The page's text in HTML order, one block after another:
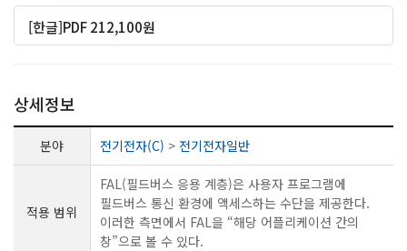
[한글]PDF 212,100원
상세정보
분야 전기전자(C) > 전기전자일반
적용 범위
FAL(필드버스 응용 계층)은 사용자 프로그램에
필드버스 통신 환경에 액세스하는 수단을 제공한다.
이러한 측면에서 FAL을 “해당 어플리케이션 간의
창”으로 볼 수 있다.